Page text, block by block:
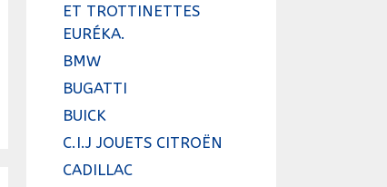
ET TROTTINETTES
EURÉKA.
BMW
BUGATTI
BUICK
C.I.J JOUETS CITROËN
CADILLAC